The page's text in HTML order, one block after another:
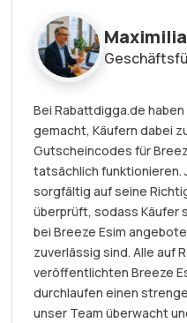
Bei Rabattdigga.de
gemacht, Käufern dabei
Gutscheincodes für
tatsächlich funktionieren.
sorgfältig auf seine
überprüft, sodass Käufer
bei Breeze Esim
zuverlässig sind. Alle auf
veröffentlichten Breeze
durchlaufen einen
unser Team überwacht